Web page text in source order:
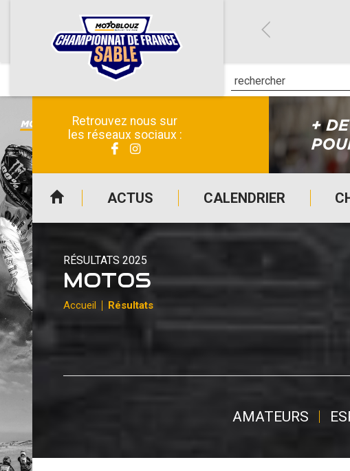
Retrouvez nous sur
les réseaux sociaux :
ACTUS CALENDRIER
RÉSULTATS 2025
MOTOS
Accueil Résultats
AMATEURS